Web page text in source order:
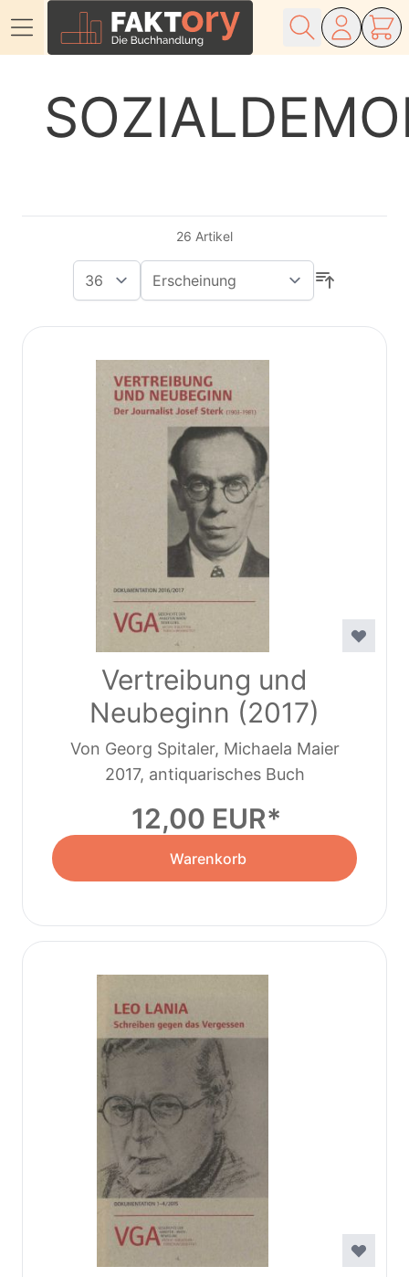
26 Artikel
Vertreibung und
Neubeginn (2017)
Von Georg Spitaler, Michaela Maier
2017, antiquarisches Buch
12,00 EUR
Warenkorb